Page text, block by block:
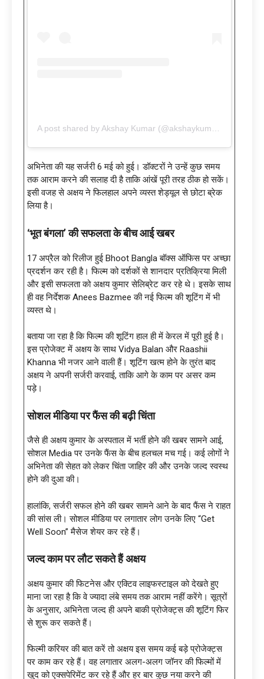
अभिनेता की यह सर्जरी 6 मई को हुई। डॉक्टरों ने उन्हें कुछ समय
तक आराम करने की सलाह दी है ताकि आंखें पूरी तरह ठीक हो सकें।
इसी वजह से अक्षय ने फिलहाल अपने व्यस्त शेड्यूल से छोटा ब्रेक
लिया है।
‘भूत बंगला’ की सफलता के बीच आई खबर
17 अप्रैल को रिलीज हुई Bhoot Bangla बॉक्स ऑफिस पर अच्छा
प्रदर्शन कर रही है। फिल्म को दर्शकों से शानदार प्रतिक्रिया मिली
और इसी सफलता को अक्षय कुमार सेलिब्रेट कर रहे थे। इसके साथ
ही वह निर्देशक Anees Bazmee की नई फिल्म की शूटिंग में भी
व्यस्त थे।
बताया जा रहा है कि फिल्म की शूटिंग हाल ही में केरल में पूरी हुई है।
इस प्रोजेक्ट में अक्षय के साथ Vidya Balan और Raashii
Khanna भी नजर आने वाली हैं। शूटिंग खत्म होने के तुरंत बाद
अक्षय ने अपनी सर्जरी करवाई, ताकि आगे के काम पर असर कम
पड़े।
सोशल मीडिया पर फैंस की बढ़ी चिंता
जैसे ही अक्षय कुमार के अस्पताल में भर्ती होने की खबर सामने आई,
सोशल Media पर उनके फैंस के बीच हलचल मच गई। कई लोगों ने
अभिनेता की सेहत को लेकर चिंता जाहिर की और उनके जल्द स्वस्थ
होने की दुआ की।
हालांकि, सर्जरी सफल होने की खबर सामने आने के बाद फैंस ने राहत
की सांस ली। सोशल मीडिया पर लगातार लोग उनके लिए “Get
Well Soon” मैसेज शेयर कर रहे हैं।
जल्द काम पर लौट सकते हैं अक्षय
अक्षय कुमार की फिटनेस और एक्टिव लाइफस्टाइल को देखते हुए
माना जा रहा है कि वे ज्यादा लंबे समय तक आराम नहीं करेंगे। सूत्रों
के अनुसार, अभिनेता जल्द ही अपने बाकी प्रोजेक्ट्स की शूटिंग फिर
से शुरू कर सकते हैं।
फिल्मी करियर की बात करें तो अक्षय इस समय कई बड़े प्रोजेक्ट्स
पर काम कर रहे हैं। वह लगातार अलग-अलग जॉनर की फिल्मों में
खुद को एक्सपेरिमेंट कर रहे हैं और हर बार कुछ नया करने की